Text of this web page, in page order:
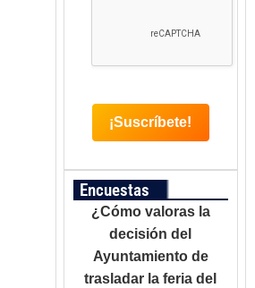
Encuestas
¿Cómo valoras la
decisión del
Ayuntamiento de
trasladar la feria del